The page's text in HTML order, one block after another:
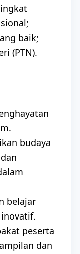
baik;
(PTN).
budaya
belajar
peserta
dan